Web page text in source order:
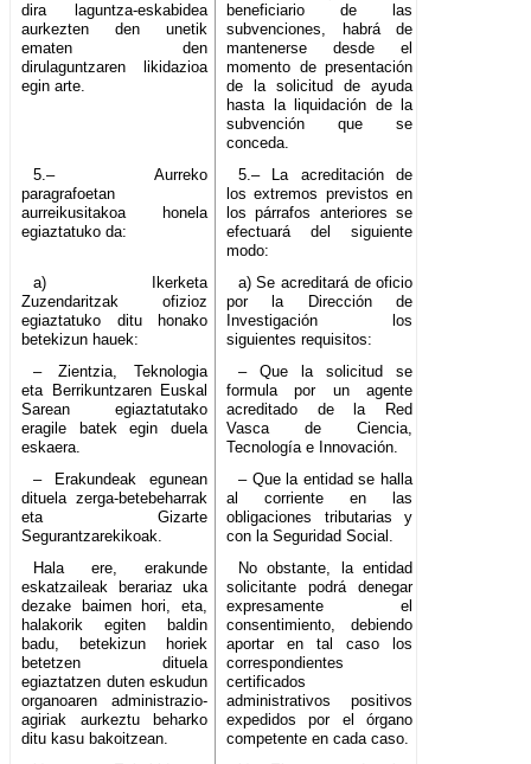
dira laguntza-eskabidea
aurkezten den unetik
ematen den
dirulaguntzaren likidazioa
egin arte.
beneficiario de las
subvenciones, habrá de
mantenerse desde el
momento de presentación
de la solicitud de ayuda
hasta la liquidación de la
subvención que se
conceda.
5.– Aurreko
paragrafoetan
aurreikusitakoa honela
egiaztatuko da:
5.– La acreditación de
los extremos previstos en
los párrafos anteriores se
efectuará del siguiente
modo:
a) Ikerketa
Zuzendaritzak ofizioz
egiaztatuko ditu honako
betekizun hauek:
a) Se acreditará de oficio
por la Dirección de
Investigación los
siguientes requisitos:
– Zientzia, Teknologia
eta Berrikuntzaren Euskal
Sarean egiaztatutako
eragile batek egin duela
eskaera.
– Que la solicitud se
formula por un agente
acreditado de la Red
Vasca de Ciencia,
Tecnología e Innovación.
– Erakundeak egunean
dituela zerga-betebeharrak
eta Gizarte
Segurantzarekikoak.
– Que la entidad se halla
al corriente en las
obligaciones tributarias y
con la Seguridad Social.
Hala ere, erakunde
eskatzaileak berariaz uka
dezake baimen hori, eta,
halakorik egiten baldin
badu, betekizun horiek
betetzen dituela
egiaztatzen duten eskudun
organoaren administrazio-
agiriak aurkeztu beharko
ditu kasu bakoitzean.
No obstante, la entidad
solicitante podrá denegar
expresamente el
consentimiento, debiendo
aportar en tal caso los
correspondientes
certificados
administrativos positivos
expedidos por el órgano
competente en cada caso.